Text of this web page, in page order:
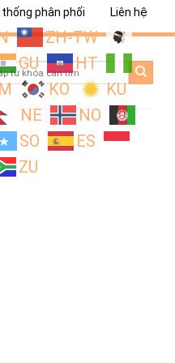
thống phân phối Liên hệ
ZH-TW
GU
HT
KO
KU
NE
NO
SO
ES
ZU